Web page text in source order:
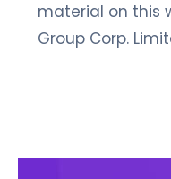
material on this
Group Corp.